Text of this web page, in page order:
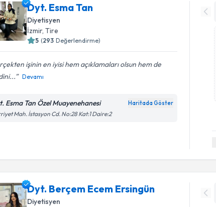
Dyt. Esma Tan
Diyetisyen
İzmir, Tire
5 (293 Değerlendirme)
işinin en iyisi hem açıklamaları olsun hem de
Devamı
Esma Tan Özel Muayenehanesi Haritada Göster
Mah. İstasyon Cd. No:28 Kat:1 Daire:2
Dyt. Berçem Ecem Ersingün
Diyetisyen